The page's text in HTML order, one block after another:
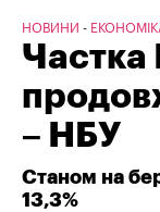
НОВИНИ
Частка
– НБУ
Станом на
13,3%